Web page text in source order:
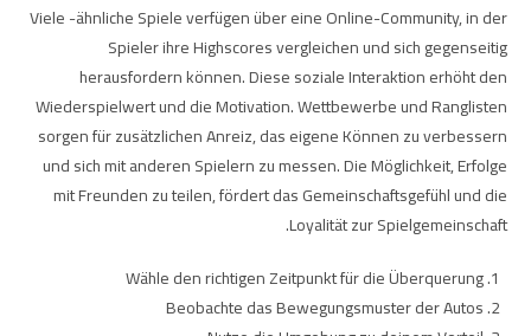
Viele-ähnliche Spiele verfügen über eine Online-Community, in der
Spieler ihre Highscores vergleichen und sich gegenseitig
herausfordern können. Diese soziale Interaktion erhöht den
Wiederspielwert und die Motivation. Wettbewerbe und Ranglisten
sorgen für zusätzlichen Anreiz, das eigene Können zu verbessern
und sich mit anderen Spielern zu messen. Die Möglichkeit, Erfolge
mit Freunden zu teilen, fördert das Gemeinschaftsgefühl und die
Loyalität zur Spielgemeinschaft.
Wähle den richtigen Zeitpunkt für die Überquerung
Beobachte das Bewegungsmuster der Autos